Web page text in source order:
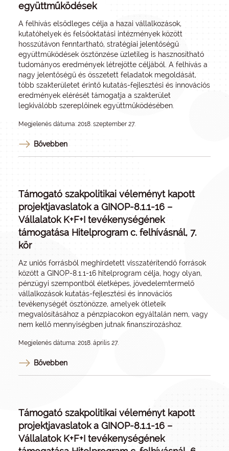
együttműködések
A felhívás elsődleges célja a hazai vállalkozások,
kutatóhelyek és felsőoktatási intézmények között
hosszútávon fenntartható, stratégiai jelentőségű
együttműködések ösztönzése üzletileg is hasznosítható
tudományos eredmények létrejötte céljából. A felhívás a
nagy jelentőségű és összetett feladatok megoldását,
több szakterületet érintő kutatás-fejlesztési és innovációs
eredmények elérését támogatja a szakterület
legkiválóbb szereplőinek együttműködésében.
Megjelenés dátuma: 2018. szeptember 27.
Bővebben
Támogató szakpolitikai véleményt kapott
projektjavaslatok a GINOP-8.1.1-16 –
Vállalatok K+F+I tevékenységének
támogatása Hitelprogram c. felhívásnál, 7.
kör
Az uniós forrásból meghirdetett visszatérítendő források
között a GINOP-8.1.1-16 hitelprogram célja, hogy olyan,
pénzügyi szempontból életképes, jövedelemtermelő
vállalkozások kutatás-fejlesztési és innovációs
tevékenységét ösztönözze, amelyek ötleteik
megvalósításához a pénzpiacokon egyáltalán nem, vagy
nem kellő mennyiségben jutnak finanszírozáshoz.
Megjelenés dátuma: 2018. április 27.
Bővebben
Támogató szakpolitikai véleményt kapott
projektjavaslatok a GINOP-8.1.1-16 –
Vállalatok K+F+I tevékenységének